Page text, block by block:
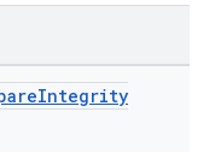
Integrity